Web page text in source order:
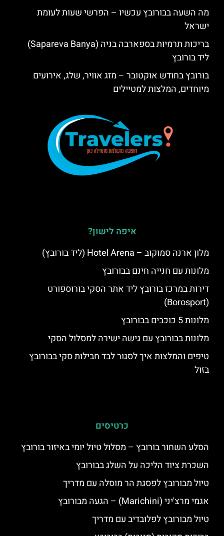
מה השעה בבורובץ עכשיו – הפרשי שעות לעומת
ישראל
בריכות תרמיות בספארבה בניה (Sapareva Banya)
ליד בורובץ
בורובץ בחודש אוקטובר – מזג אוויר, שלג, אירועים
מיוחדים, המלצות למטיילים
איפה לישון?
מלון ארנה סמוקוב – Hotel Arena (ליד בורובץ)
מלונות עם חנייה חינם בבורובץ
דירות במרכז בורובץ ליד אתר הסקי בורוספורט
(Borosport)
מלונות 5 כוכבים בבורובץ
מלונות בבורובץ עם גישה ישירה למסלול הסקי
טיפים והמלצות איך לסגור לבד חבילות סקי בבורובץ
בזול
כרטיסים
הסלע השחור בורובץ – מסלול טיול יומי באיזור בורובץ
השכרת ציוד הליכה על השלג בבורובץ
טיול מבורובץ לפסגת הר מוסלה עם מדריך
אגמי מרצ'יני (Marichini) – הגעה מבורובץ
טיול מבורובץ לפלובדיב עם מדריך